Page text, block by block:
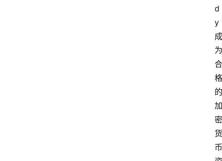
d
y
成
为
合
格
的
加
密
货
币